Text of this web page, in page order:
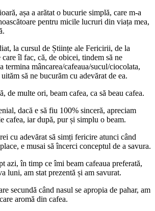
așa a arătat o bucurie simplă, care m-a
pentru micile lucruri din viața mea,
la cursul de Științe ale Fericirii, de la
îl fac, că, de obicei, tindem să ne
termina mâncarea/cafeaua/sucul/ciocolata,
să ne bucurăm cu adevărat de ea.
de multe ori, beam cafea, ca să beau cafea.
dacă e să fiu 100% sinceră, apreciam
cafea, iar după, pur și simplu o beam.
cu adevărat să simți fericire atunci când
e musai să încerci conceptul de a savura.
azi, în timp ce îmi beam cafeaua preferată,
luni, am stat prezentă și am savurat.
secundă când nasul se apropia de pahar, am
aromă din cafea.